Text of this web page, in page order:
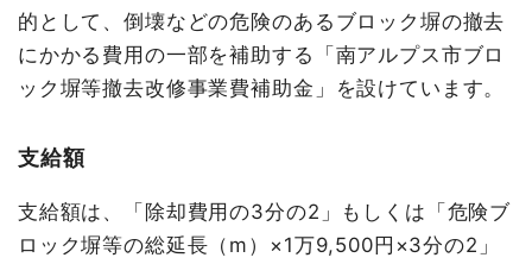
的として、倒壊などの危険のあるブロック塀の撤去
にかかる費用の一部を補助する「南アルプス市ブロ
ック塀等撤去改修事業費補助金」を設けています。
支給額
支給額は、「除却費用の3分の2」もしくは「危険ブ
ロック塀等の総延長（m）×1万9,500円×3分の2」